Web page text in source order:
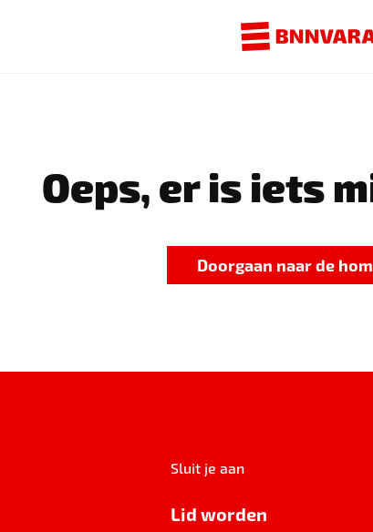
Oeps, er is iets
Doorgaan naar de
Sluit je aan
Lid worden